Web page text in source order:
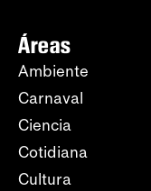
Áreas
Ambiente
Carnaval
Ciencia
Cotidiana
Cultura